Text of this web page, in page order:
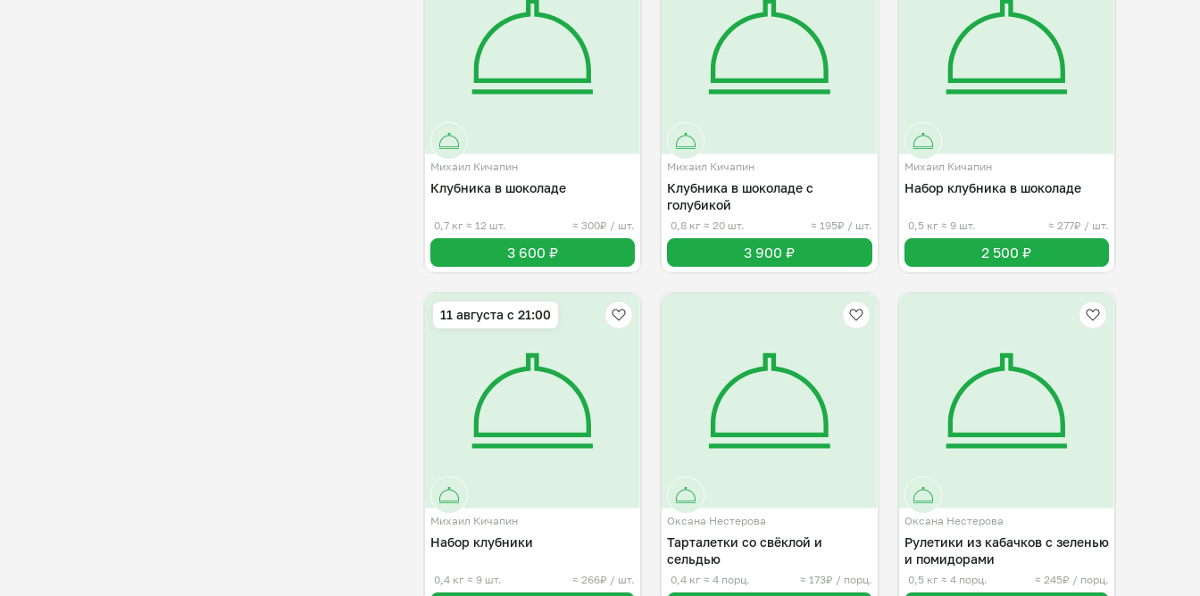
Михаил Кичапин
Клубника в шоколаде
0,7 кг ≈ 12 шт. ≈ 300₽ / шт.
3 600 ₽
Михаил Кичапин
Клубника в шоколаде с
голубикой
0,8 кг≈ 20 шт. ≈ 195₽ / шт.
3 900 ₽
Михаил Кичапин
Набор клубника в шоколаде
0,5 кг ≈ 9 шт. ≈ 277₽ / шт.
2 500 ₽
11 августа с 21:00
Михаил Кичапин
Набор клубники
0,4 кг ≈ 9 шт. ≈ 266₽ / шт.
Оксана Нестерова
Тарталетки со свёклой и
сельдью
0,4 кг≈ 4 порц. ≈ 173₽ / порц.
Оксана Нестерова
Рулетики из кабачков с зеленью
и помидорами
0,5 кг ≈ 4 порц. ≈ 245₽ / порц.